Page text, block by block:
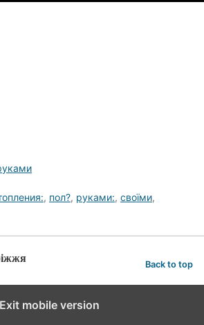
, пол?, руками:, своїми,
Back to top
Exit mobile version